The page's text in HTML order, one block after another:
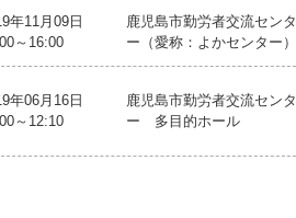
年11月09日
～16:00
鹿児島市勤労者交流センタ
ー（愛称：よかセンター）
年06月16日
～12:10
鹿児島市勤労者交流センタ
ー 多目的ホール